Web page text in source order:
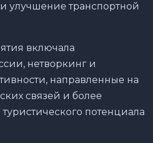
улучшение транспортной
включала
нетворкинг и
направленные на
связей и более
потенциала